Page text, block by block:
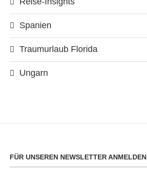
Spanien
Traumurlaub Florida
Ungarn
FÜR UNSEREN NEWSLETTER ANMELDEN